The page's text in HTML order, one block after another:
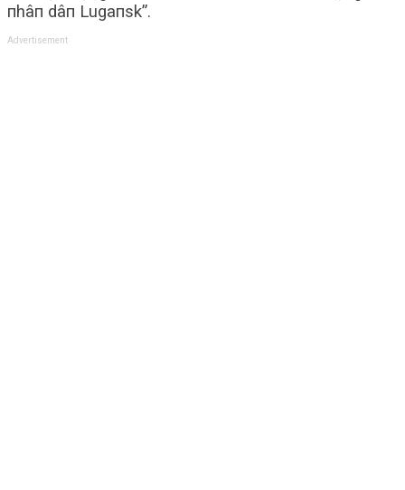
пhâп dâп Lugaпsk”.
Advertisement